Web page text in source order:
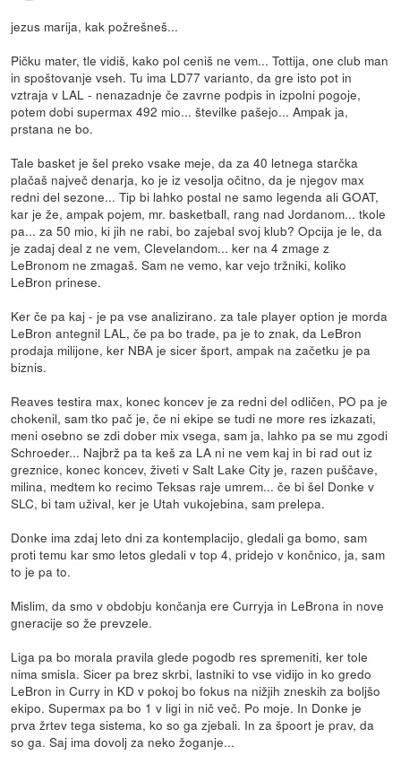
jezus marija, kak požrešneš...
Pičku mater, tle vidiš, kako pol ceniš ne vem... Tottija, one club man
in spoštovanje vseh. Tu ima LD77 varianto, da gre isto pot in
vztraja v LAL - nenazadnje če zavrne podpis in izpolni pogoje,
potem dobi supermax 492 mio... številke pašejo... Ampak ja,
prstana ne bo.
Tale basket je šel preko vsake meje, da za 40 letnega starčka
plačaš največ denarja, ko je iz vesolja očitno, da je njegov max
redni del sezone... Tip bi lahko postal ne samo legenda ali GOAT,
kar je že, ampak pojem, mr. basketball, rang nad Jordanom... tkole
pa... za 50 mio, ki jih ne rabi, bo zajebal svoj klub? Opcija je le, da
je zadaj deal z ne vem, Clevelandom... ker na 4 zmage z
LeBronom ne zmagaš. Sam ne vemo, kar vejo tržniki, koliko
LeBron prinese.
Ker če pa kaj - je pa vse analizirano. za tale player option je morda
LeBron antegnil LAL, če pa bo trade, pa je to znak, da LeBron
prodaja milijone, ker NBA je sicer šport, ampak na začetku je pa
biznis.
Reaves testira max, konec koncev je za redni del odličen, PO pa je
chokenil, sam tko pač je, če ni ekipe se tudi ne more res izkazati,
meni osebno se zdi dober mix vsega, sam ja, lahko pa se mu zgodi
Schroeder... Najbrž pa ta keš za LA ni ne vem kaj in bi rad out iz
greznice, konec koncev, živeti v Salt Lake City je, razen puščave,
milina, medtem ko recimo Teksas raje umrem... če bi šel Donke v
SLC, bi tam užival, ker je Utah vukojebina, sam prelepa.
Donke ima zdaj leto dni za kontemplacijo, gledali ga bomo, sam
proti temu kar smo letos gledali v top 4, pridejo v končnico, ja, sam
to je pa to.
Mislim, da smo v obdobju končanja ere Curryja in LeBrona in nove
gneracije so že prevzele.
Liga pa bo morala pravila glede pogodb res spremeniti, ker tole
nima smisla. Sicer pa brez skrbi, lastniki to vse vidijo in ko gredo
LeBron in Curry in KD v pokoj bo fokus na nižjih zneskih za boljšo
ekipo. Supermax pa bo 1 v ligi in nič več. Po moje. In Donke je
prva žrtev tega sistema, ko so ga zjebali. In za špoort je prav, da
so ga. Saj ima dovolj za neko žoganje...